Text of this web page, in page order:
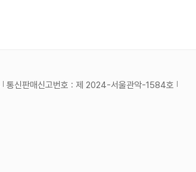
통신판매신고번호 : 제 2024-서울관악-1584호